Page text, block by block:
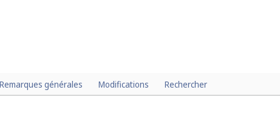
Remarques générales Modifications Rechercher